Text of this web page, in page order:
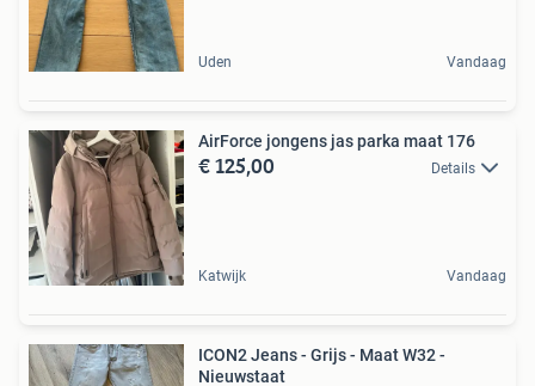
Uden Vandaag
AirForce jongens jas parka maat 176
€ 125,00 Details
Katwijk Vandaag
ICON2 Jeans - Grijs - Maat W32 -
Nieuwstaat